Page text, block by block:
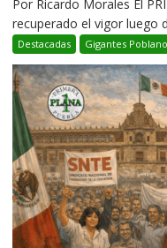
Por Ricardo Morales El
recuperado el vigor luego
Destacadas Gigantes